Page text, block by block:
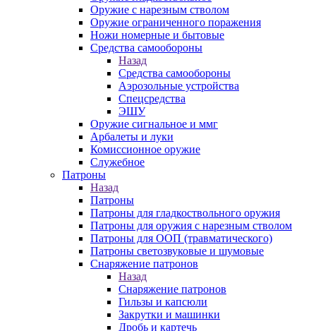
Оружие с нарезным стволом
Оружие ограниченного поражения
Ножи номерные и бытовые
Средства самообороны
Назад
Средства самообороны
Аэрозольные устройства
Спецсредства
ЭШУ
Оружие сигнальное и ммг
Арбалеты и луки
Комиссионное оружие
Служебное
Патроны
Назад
Патроны
Патроны для гладкоствольного оружия
Патроны для оружия с нарезным стволом
Патроны для ООП (травматического)
Патроны светозвуковые и шумовые
Снаряжение патронов
Назад
Снаряжение патронов
Гильзы и капсюли
Закрутки и машинки
Дробь и картечь